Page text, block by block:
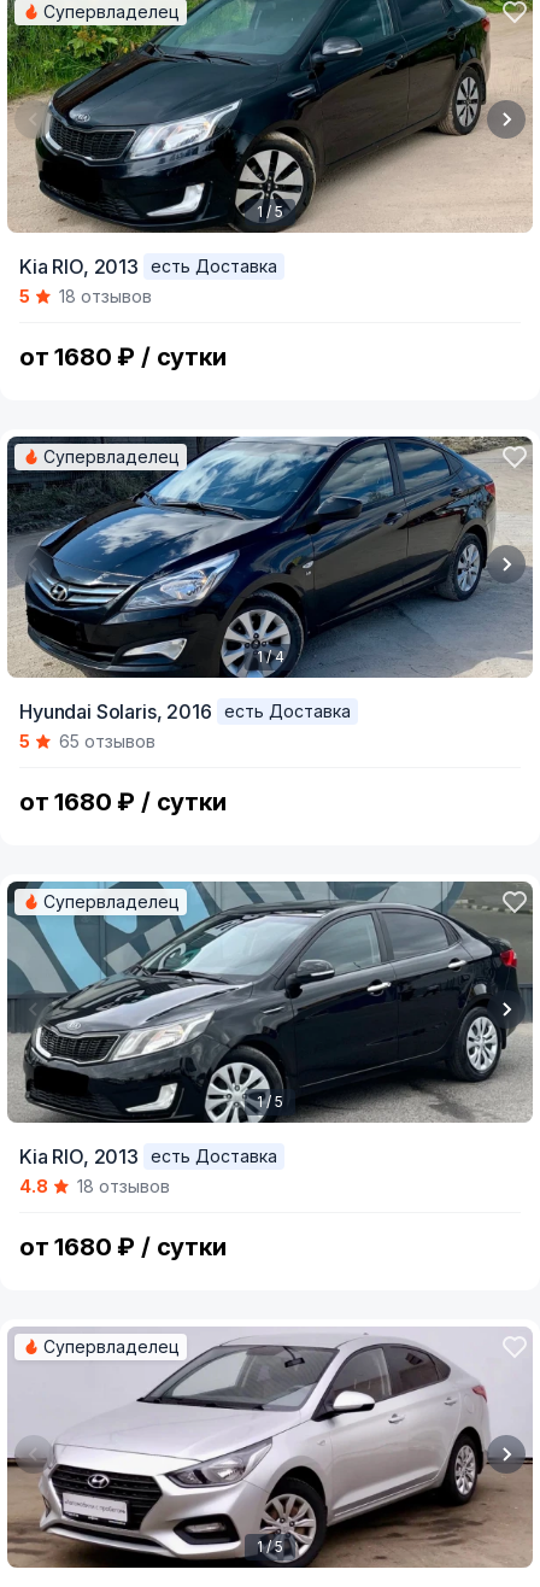
of
Супервладелец
1 / 5
Kia RIO, 2013
есть Доставка
5
18 отзывов
от 1680 ₽ / сутки
of
Супервладелец
1 / 4
Hyundai Solaris, 2016
есть Доставка
5
65 отзывов
от 1680 ₽ / сутки
of
Супервладелец
1 / 5
Kia RIO, 2013
есть Доставка
4.8
18 отзывов
от 1680 ₽ / сутки
Супервладелец
1 / 5